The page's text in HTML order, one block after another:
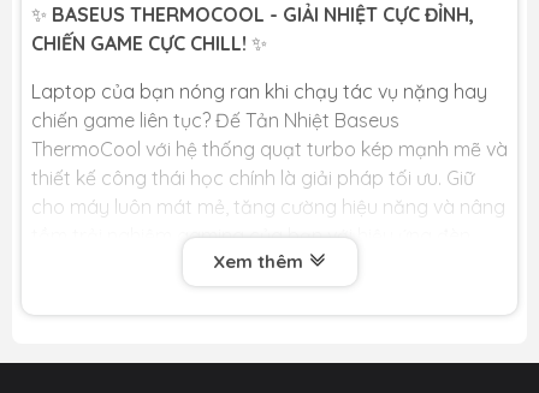
✨ BASEUS THERMOCOOL - GIẢI NHIỆT CỰC ĐỈNH,
CHIẾN GAME CỰC CHILL! ✨
Laptop của bạn nóng ran khi chạy tác vụ nặng hay
chiến game liên tục? Đế Tản Nhiệt Baseus
ThermoCool với hệ thống quạt turbo kép mạnh mẽ và
thiết kế công thái học chính là giải pháp tối ưu. Giữ
cho máy luôn mát mẻ, tăng cường hiệu năng và nâng
tầm trải nghiệm gaming của bạn với hiệu ứng đèn
🏆LỢI ÍCH CỐT LÕI DÀNH CHO BẠN🏆
❄️QUẠT TURBO KÉP 4200RPM - LÀM MÁT SIÊU TỐC:
Xem thêm